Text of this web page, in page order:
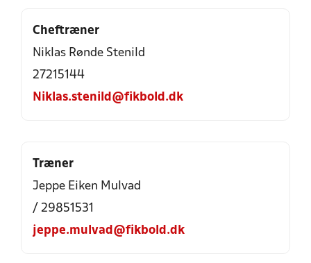
Cheftræner
Niklas Rønde Stenild
27215144
Niklas.stenild@fikbold.dk
Træner
Jeppe Eiken Mulvad
/ 29851531
jeppe.mulvad@fikbold.dk